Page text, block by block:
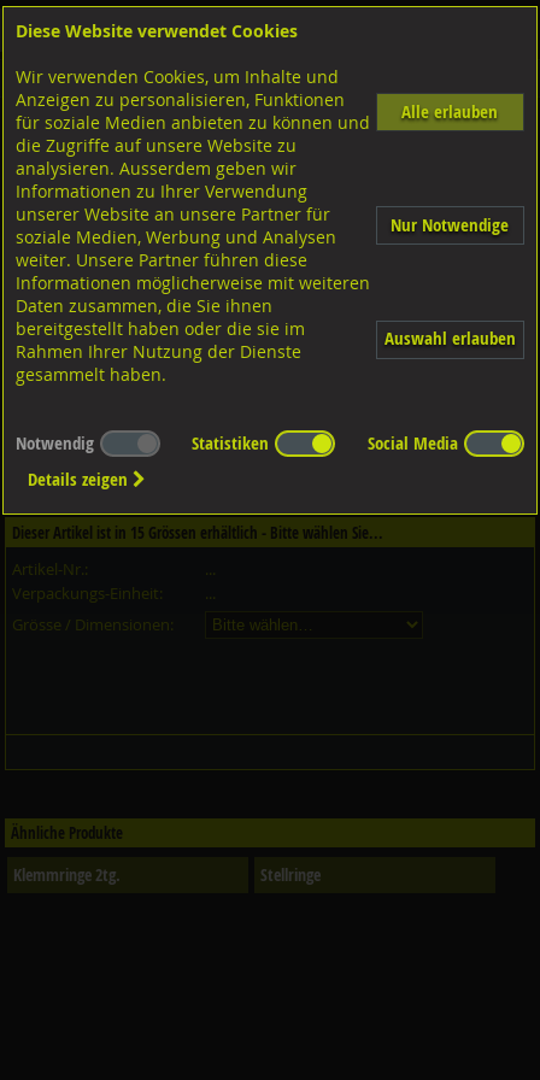
Shop Sicherungselemente Klemmringe
Klemmringe, einteiligStahl blank,
Dieser Artikel ist in 1Qualitäten erhältlich - Bitte wählen Sie...
Qualität / Oberfläche
Dieser Artikel ist in 15 Grössen erhältlich - Bitte wählen Sie...
Artikel-Nr.:
...
Verpackungs-Einheit:
...
Grösse / Dimensionen:
Ähnliche Produkte
Klemmringe 2tg. Stellringe
Diese Website verwendet Cookies
Wir verwenden Cookies, um Inhalte und
Anzeigen zu personalisieren, Funktionen
für soziale Medien anbieten zu können und
die Zugriffe auf unsere Website zu
analysieren. Ausserdem geben wir
Informationen zu Ihrer Verwendung
unserer Website an unsere Partner für
soziale Medien, Werbung und Analysen
weiter. Unsere Partner führen diese
Informationen möglicherweise mit weiteren
Daten zusammen, die Sie ihnen
bereitgestellt haben oder die sie im
Rahmen Ihrer Nutzung der Dienste
gesammelt haben.
Alle erlauben
Nur Notwendige
Auswahl erlauben
Notwendig Statistiken
Social Media
Details zeigen